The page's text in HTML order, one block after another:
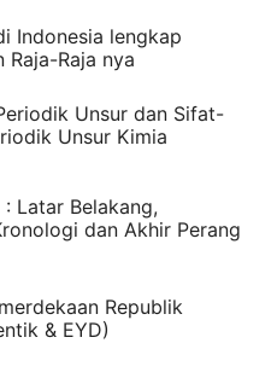
Indonesia lengkap
Raja-Raja nya
Unsur dan Sifat-
Unsur Kimia
Latar Belakang,
dan Akhir Perang
Republik
& EYD)